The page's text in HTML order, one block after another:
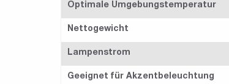
Optimale Umgebungstemperatur
Nettogewicht
Lampenstrom
Geeignet für Akzentbeleuchtung